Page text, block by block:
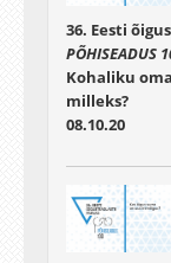
36. Eesti
PÕHISEADUS
Kohaliku
milleks?
08.10.20